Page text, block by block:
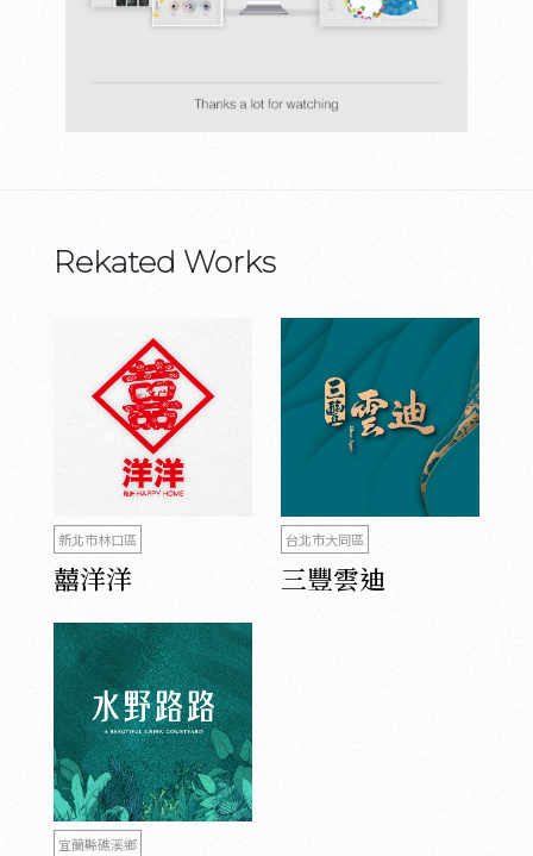
Rekated Works
新北市林口區
囍洋洋
台北市大同區
三豐雲迪
宜蘭縣礁溪鄉